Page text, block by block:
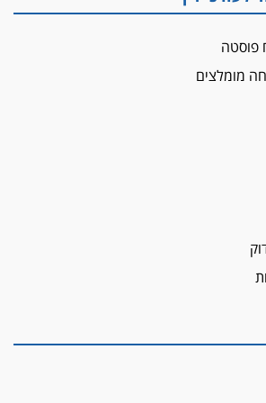
מהצפון שהגיש תביעות
ביטל השעיה לצמיתות של
ב-7 באוקטובר
הורשע בהונאת עשרות לקוחות,
השרון נחקר בחשד למרמה בעסקת
בלשים בטלגרם
את בנו הבכור דניאל
פוסטה
מומלצים